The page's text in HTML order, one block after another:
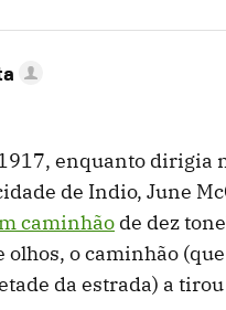
enquanto dirigia
de Indio, June
caminhão de dez
olhos, o caminhão
da estrada) a